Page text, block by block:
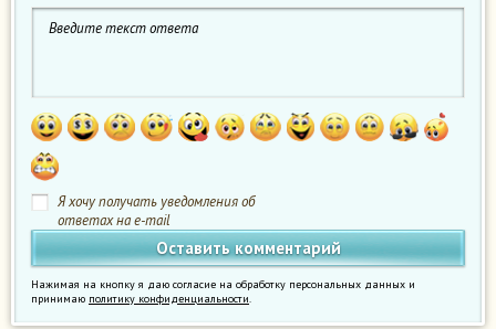
Я хочу получать уведомления об
ответах на e-mail
Нажимая на кнопку я даю согласие на обработку персональных данных и
принимаю политику конфиденциальности.